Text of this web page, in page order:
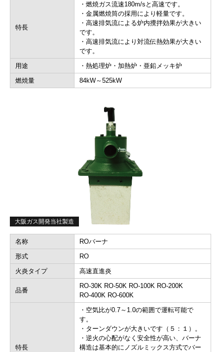
特長
・燃焼ガス流速180m/sと高速です。
・金属燃焼筒の採用により軽量です。
・高速排気流による炉内攪拌効果が大きい
です。
・高速排気流により対流伝熱効果が大きい
です。
用途
・熱処理炉・加熱炉・亜鉛メッキ炉
燃焼量
84kW～525kW
大阪ガス開発当社製造
名称
ROバーナ
形式
RO
火炎タイプ
高速直進炎
品番
RO-30K RO-50K RO-100K RO-200K
RO-400K RO-600K
特長
・空気比が0.7～1.0の範囲で運転可能で
す。
・ターンダウンが大きいです（５：１）。
・逆火の心配がなく安全性が高い、バーナ
構造は基本的にノズルミックス方式でバー